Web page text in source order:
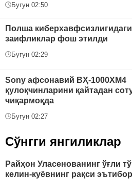
Бугун 02:50
Полша
заифликлар фош этилди
Бугун 02:29
Sony афсонавий ВҲ-1000XM4
қулоқчинларини қайтадан
чиқармоқда
Бугун 02:27
Сўнгги янгиликлар
Райҳон Уласенованинг ўғли
келин-куёвнинг рақси эътибор